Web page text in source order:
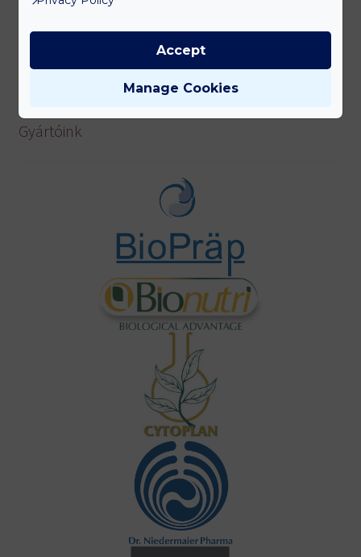
Várandósoknak
Gyártóink
Manage Cookies
Accept